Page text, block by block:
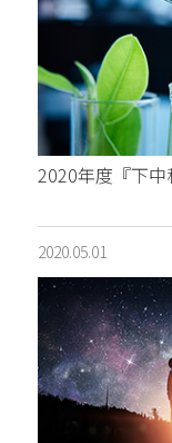
2020年度『下
2020.05.01